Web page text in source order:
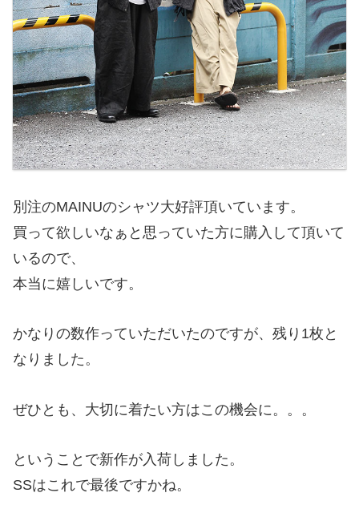
別注のMAINUのシャツ大好評頂いています。
買って欲しいなぁと思っていた方に購入して頂いて
いるので、
本当に嬉しいです。
かなりの数作っていただいたのですが、残り1枚と
なりました。
ぜひとも、大切に着たい方はこの機会に。。。
ということで新作が入荷しました。
SSはこれで最後ですかね。